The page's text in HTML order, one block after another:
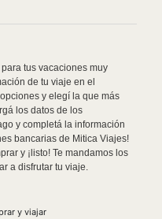
tus vacaciones muy
de tu viaje en el
y elegí la que más
los datos de los
y completá la información
bancarias de Mitica Viajes!
y ¡listo! Te mandamos los
a disfrutar tu viaje.
y viajar